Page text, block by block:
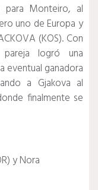
para Monteiro, al
uno de Europa y
(KOS). Con
logró una
eventual ganadora
a Gjakova al
finalmente se
y Nora